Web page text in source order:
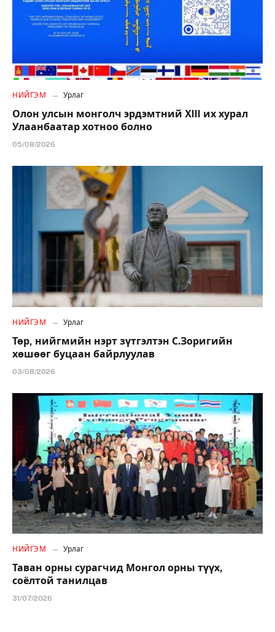
НИЙГЭМ Урлаг
Олон улсын монголч эрдэмтний XIII их хурал
Улаанбаатар хотноо болно
05/08/2026
НИЙГЭМ Урлаг
Төр, нийгмийн нэрт зүтгэлтэн С.Зоригийн
хөшөөг буцаан байрлуулав
03/08/2026
НИЙГЭМ Урлаг
Таван орны сурагчид Монгол орны түүх,
соёлтой танилцав
31/07/2026